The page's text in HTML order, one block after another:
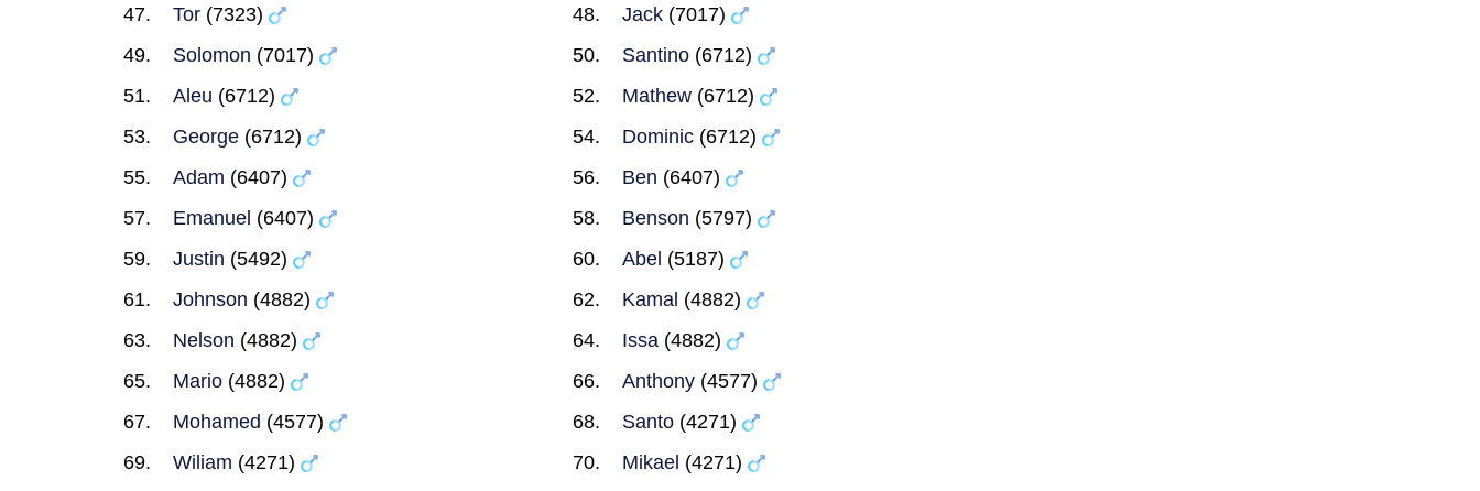
Tor (7323) Jack(7017)
Solomon (7017) Santino(6712)
Aleu (6712) Mathew(6712)
George (6712) Dominic(6712)
Adam (6407) Ben (6407)
Emanuel (6407) Benson (5797)
Justin (5492) Abel (5187)
Johnson (4882) Kamal (4882)
Nelson (4882) Issa(4882)
Mario (4882) Anthony(4577)
Mohamed (4577) Santo(4271)
Wiliam (4271) Mikael (4271)